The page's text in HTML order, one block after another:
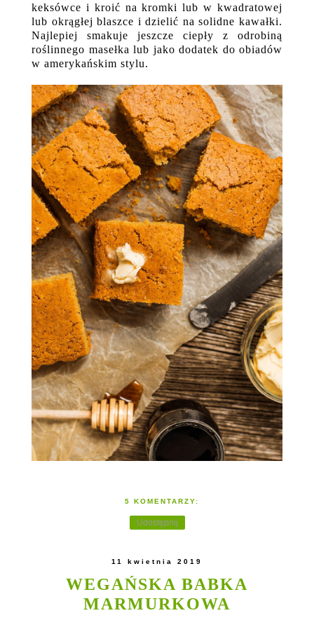
keksówce i kroić na kromki lub w kwadratowej
lub okrągłej blaszce i dzielić na solidne kawałki.
Najlepiej smakuje jeszcze ciepły z odrobiną
roślinnego masełka lub jako dodatek do obiadów
w amerykańskim stylu.
5 KOMENTARZY:
Udostępnij
11 kwietnia 2019
WEGAŃSKA BABKA
MARMURKOWA